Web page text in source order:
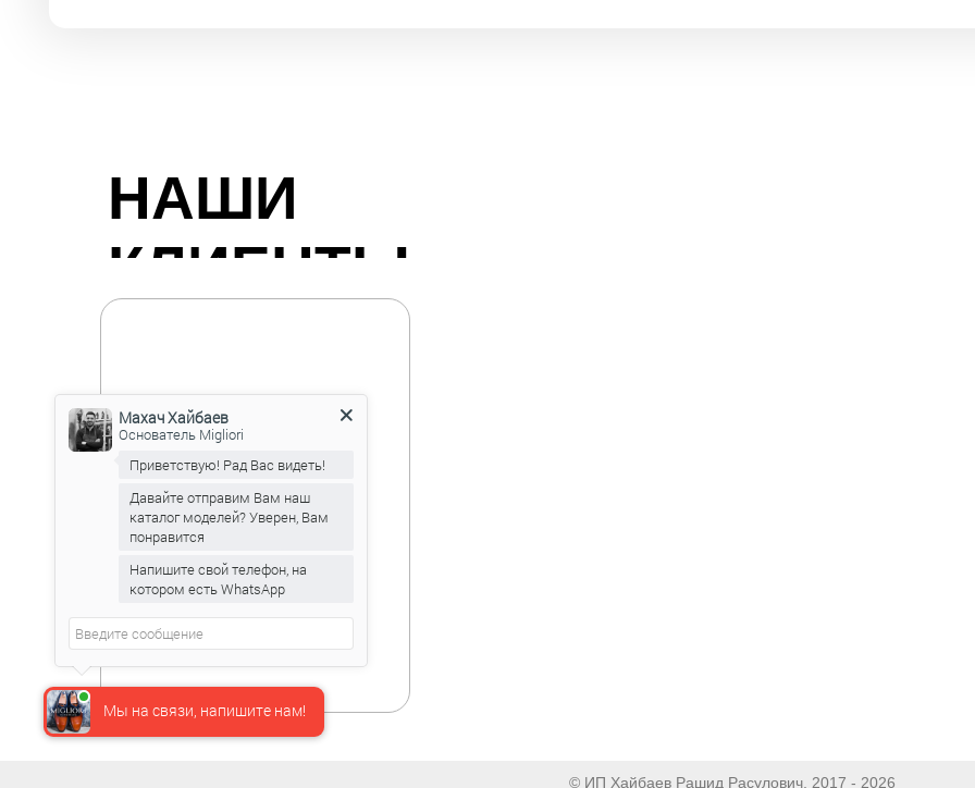
НАШИ
КЛИЕНТЫ
© ИП Хайбаев Рашид Расулович, 2017 - 2026
Мы на связи, напишите нам!
Махач Хайбаев
Основатель Migliori
Приветствую! Рад Вас видеть!
Давайте отправим Вам наш
каталог моделей? Уверен, Вам
понравится
Напишите свой телефон, на
котором есть WhatsApp